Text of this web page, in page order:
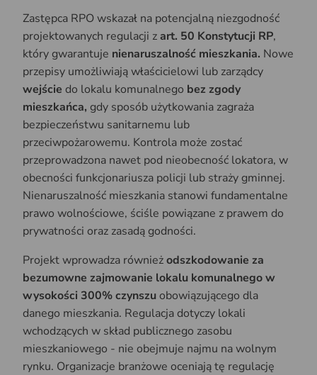
Zastępca RPO wskazał na potencjalną niezgodność
projektowanych regulacji zart. 50 Konstytucji RP,
który gwarantuje nienaruszalność mieszkania. Nowe
przepisy umożliwiają właścicielowi lub zarządcy
wejście do lokalu komunalnego bez zgody
mieszkańca, gdy sposób użytkowania zagraża
bezpieczeństwu sanitarnemu lub
przeciwpożarowemu. Kontrola może zostać
przeprowadzona nawet pod nieobecność lokatora, w
obecności funkcjonariusza policji lub straży gminnej.
Nienaruszalność mieszkania stanowi fundamentalne
prawo wolnościowe, ściśle powiązane z prawem do
prywatności oraz zasadą godności.
Projekt wprowadza równieżodszkodowanie za
bezumowne zajmowanie lokalu komunalnego w
wysokości 300% czynszuobowiązującego dla
danego mieszkania. Regulacja dotyczy lokali
wchodzących w skład publicznego zasobu
mieszkaniowego - nie obejmuje najmu na wolnym
rynku. Organizacje branżowe oceniają tę regulację